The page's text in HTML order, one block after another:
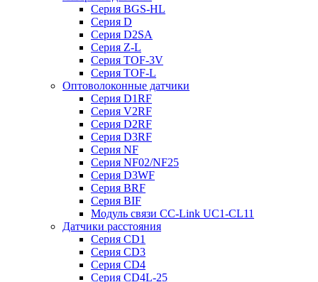
Серия BGS-HL
Серия D
Серия D2SA
Серия Z-L
Серия TOF-3V
Серия TOF-L
Оптоволоконные датчики
Серия D1RF
Серия V2RF
Серия D2RF
Серия D3RF
Серия NF
Серия NF02/NF25
Серия D3WF
Серия BRF
Серия BIF
Модуль связи CC-Link UC1-CL11
Датчики расстояния
Серия CD1
Серия CD3
Серия CD4
Серия CD4L-25